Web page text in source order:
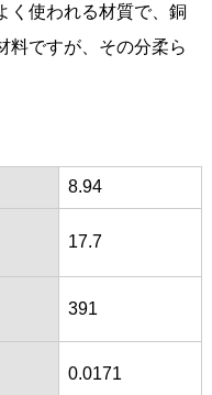
く使われる材質で、銅
料ですが、その分柔ら
8.94
17.7
391
0.0171